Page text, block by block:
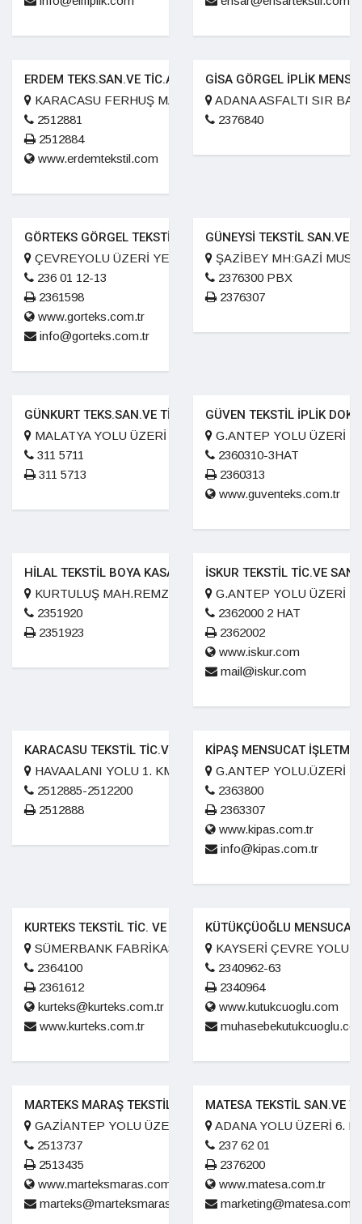
ERDEM TEKS.SAN.VE TİC.A.Ş.
KARACASU FERHUŞ MAH.HAVAALANI CD.NO:40 / A
2512881
2512884
www.erdemtekstil.com
GİSA GÖRGEL İPLİK
ADANA ASFALTI SIR
2376840
GÖRTEKS GÖRGEL TEKSTİL SAN. VE TİC AŞ.
ÇEVREYOLU ÜZERİ YENİ SANAYİ KARŞISI no:5 PK.8
236 01 12-13
2361598
www.gorteks.com.tr
info@gorteks.com.tr
GÜNEYSİ TEKSTİL SAN.VE
ŞAZİBEY MH:GAZİ
2376300 PBX
2376307
GÜNKURT TEKS.SAN.VE TİC.A.Ş.
MALATYA YOLU ÜZERİ 2.KM
311 5711
311 5713
GÜVEN TEKSTİL İPLİK
G.ANTEP YOLU ÜZERİ
2360310-3HAT
2360313
www.guventeks.com.tr
HİLAL TEKSTİL BOYA KASAR SAN.VE LTD.ŞTİ.
KURTULUŞ MAH.REMZİ İŞHANI NO:22
2351920
2351923
İSKUR TEKSTİL TİC.VE
G.ANTEP YOLU ÜZERİ
2362000 2 HAT
2362002
www.iskur.com
mail@iskur.com
KARACASU TEKSTİL TİC.VE SAN.A.Ş
HAVAALANI YOLU 1. KM.
2512885-2512200
2512888
KİPAŞ MENSUCAT
G.ANTEP YOLU.ÜZERİ
2363800
2363307
www.kipas.com.tr
info@kipas.com.tr
KURTEKS TEKSTİL TİC. VE SAN.A.Ş
SÜMERBANK FABRİKASI YANI P.K.28
2364100
2361612
kurteks@kurteks.com.tr
www.kurteks.com.tr
KÜTÜKÇÜOĞLU
KAYSERİ ÇEVRE YOLU
2340962-63
2340964
www.kutukcuoglu.com
MARTEKS MARAŞ TEKSTİL SANAYİ TİC.A.Ş
GAZİANTEP YOLU ÜZERİ ERKENEZ MEVKİ 7. KM.
2513737
2513435
www.marteksmaras.com
marteks@marteksmaras.com
MATESA TEKSTİL SAN.VE
ADANA YOLU ÜZERİ 6.
237 62 01
2376200
www.matesa.com.tr
marketing@matesa.com.tr